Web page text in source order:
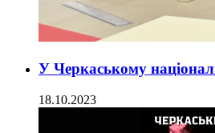
У Черкаському
18.10.2023